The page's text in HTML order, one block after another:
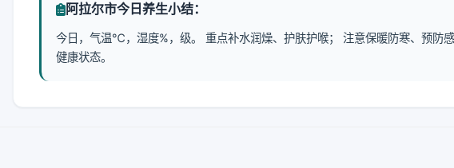
阿拉尔市今日养生小结：
今日，气温℃，湿度%，级。 重点补水润燥、护肤护喉； 注意保暖防寒、预防
健康状态。